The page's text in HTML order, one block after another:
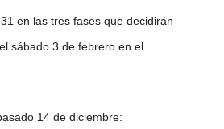
en las tres fases que decidirán
sábado 3 de febrero en el
14 de diciembre: